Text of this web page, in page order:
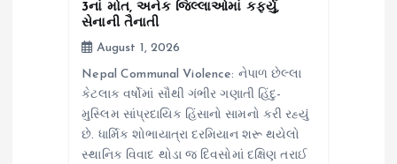
3નાં મોત, અનેક જિલ્લાઓમાં કર્ફ્યુ,
સેનાની તૈનાતી
August 1, 2026
Nepal Communal Violence: નેપાળ છેલ્લા
કેટલાક વર્ષોમાં સૌથી ગંભીર ગણાતી હિંદુ-
મુસ્લિમ સાંપ્રદાયિક હિંસાનો સામનો કરી રહ્યું
છે. ધાર્મિક શોભાયાત્રા દરમિયાન શરૂ થયેલો
સ્થાનિક વિવાદ થોડા જ દિવસોમાં દક્ષિણ તરાઈ